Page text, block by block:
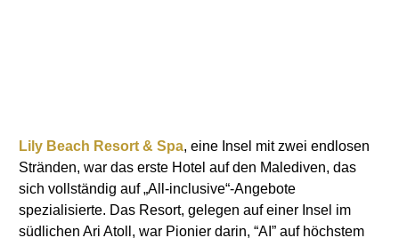
Lily Beach Resort & Spa, eine Insel mit zwei endlosen
Stränden, war das erste Hotel auf den Malediven, das
sich vollständig auf „All-inclusive“-Angebote
spezialisierte. Das Resort, gelegen auf einer Insel im
südlichen Ari Atoll, war Pionier darin, “AI” auf höchstem